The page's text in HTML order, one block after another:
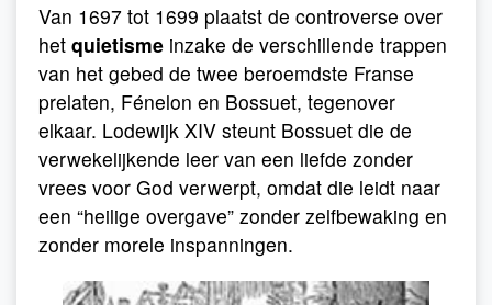
Van 1697 tot 1699 plaatst de controverse over
het quietisme inzake de verschillende trappen
van het gebed de twee beroemdste Franse
prelaten, Fénelon en Bossuet, tegenover
elkaar. Lodewijk XIV steunt Bossuet die de
verwekelijkende leer van een liefde zonder
vrees voor God verwerpt, omdat die leidt naar
een “heilige overgave” zonder zelfbewaking en
zonder morele inspanningen.